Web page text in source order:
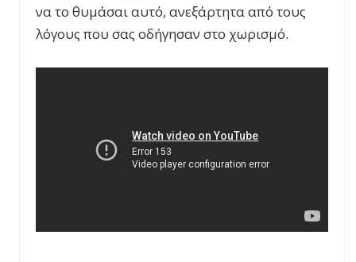
να το θυμάσαι αυτό, ανεξάρτητα από τους
λόγους που σας οδήγησαν στο χωρισμό.